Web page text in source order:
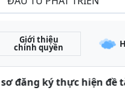
Giới thiệu
chính quyền
đăng ký thực hiện đề